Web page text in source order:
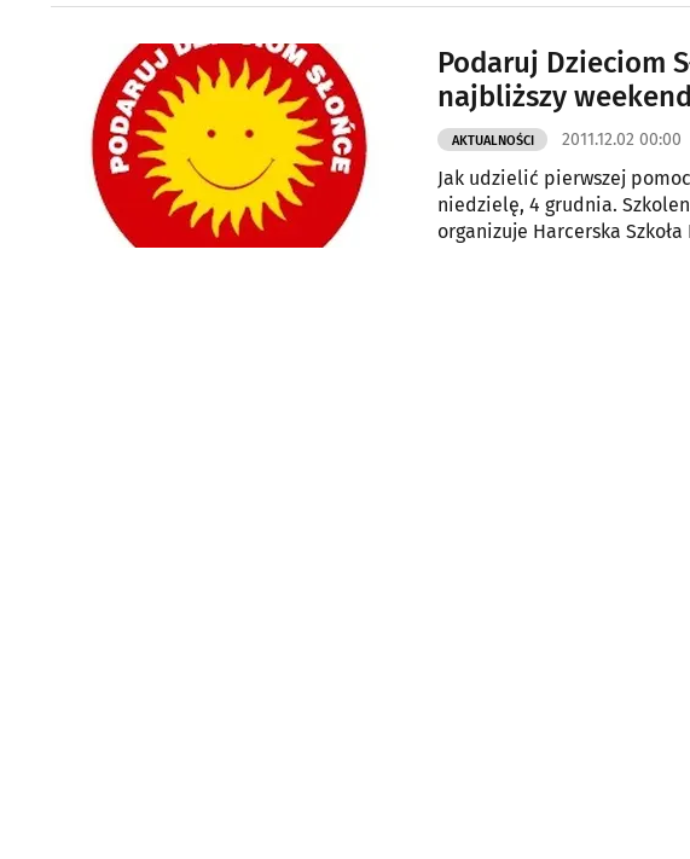
Podaruj Dzieciom
najbliższy weekend
AKTUALNOŚCI 2011.12.02 00:00
Jak udzielić pierwszej
niedzielę, 4 grudnia.
organizuje Harcerska